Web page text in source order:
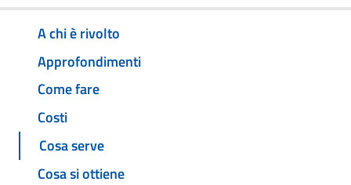
A chi è rivolto
Approfondimenti
Come fare
Costi
Cosa serve
Cosa si ottiene